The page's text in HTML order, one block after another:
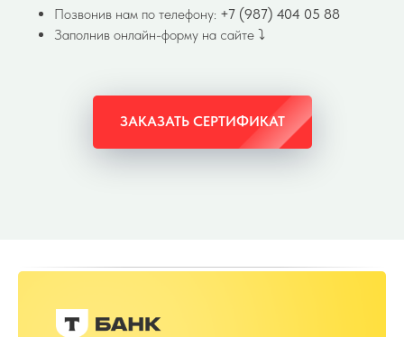
Позвонив нам по телефону: +7 (987) 404 05 88
Заполнив онлайн-форму на сайте ⤵️
ЗАКАЗАТЬ СЕРТИФИКАТ